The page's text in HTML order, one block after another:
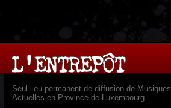
Seul lieu permanent de diffusion de Musiques
Actuelles en Province de Luxembourg.